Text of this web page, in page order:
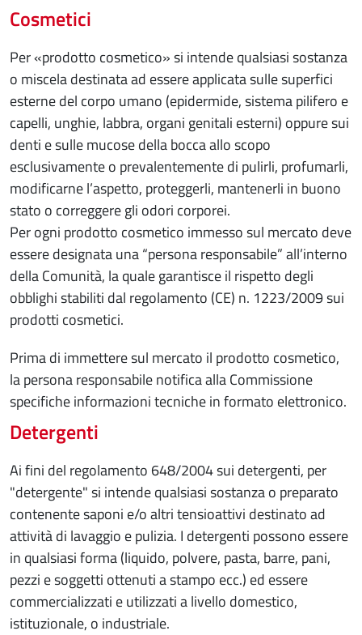
Cosmetici
Per «prodotto cosmetico» si intende qualsiasi sostanza
o miscela destinata ad essere applicata sulle superfici
esterne del corpo umano (epidermide, sistema pilifero e
capelli, unghie, labbra, organi genitali esterni) oppure sui
denti e sulle mucose della bocca allo scopo
esclusivamente o prevalentemente di pulirli, profumarli,
modificarne l’aspetto, proteggerli, mantenerli in buono
stato o correggere gli odori corporei.
Per ogni prodotto cosmetico immesso sul mercato deve
essere designata una “persona responsabile” all’interno
della Comunità, la quale garantisce il rispetto degli
obblighi stabiliti dal regolamento (CE) n. 1223/2009 sui
prodotti cosmetici.
Prima di immettere sul mercato il prodotto cosmetico,
la persona responsabile notifica alla Commissione
specifiche informazioni tecniche in formato elettronico.
Detergenti
Ai fini del regolamento 648/2004 sui detergenti, per
"detergente" si intende qualsiasi sostanza o preparato
contenente saponi e/o altri tensioattivi destinato ad
attività di lavaggio e pulizia. I detergenti possono essere
in qualsiasi forma (liquido, polvere, pasta, barre, pani,
pezzi e soggetti ottenuti a stampo ecc.) ed essere
commercializzati e utilizzati a livello domestico,
istituzionale, o industriale.